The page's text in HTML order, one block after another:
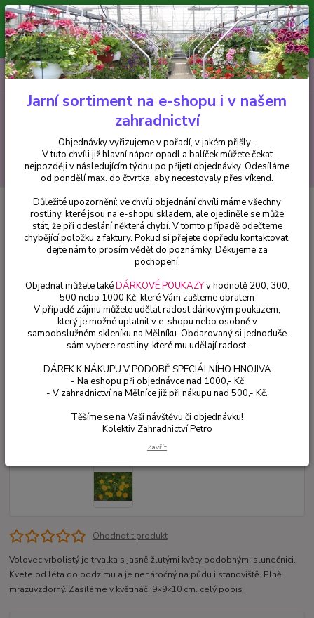
Minimální hodnota pro odeslání z e-shopu je 300 Kč.
V tuto chvíli již hlavní nápor objednávek opadl a balíček můžete čekat
nejpozději v následujícím týdnu po přijetí objednávky. Objednávky
vyřizujeme v pořadí, v jakém přišly...
CZK
Hledat
+420 602 223 614 0ks
za0 Kč
Trvalky
Buphthalmum salicifolium Goldem Yellow- Volovec
vrbolistý,Volské oko 3118
Buphthalmum salicifolium
Goldem Yellow- Volovec
vrbolistý,Volské oko 3118
Ohodnotit produkt
Volovec vrbolistý je trvalka s jasně žlutými květy podobnými slunečnici.
Kvete od léta do podzimu a je nenáročný na půdu i stanoviště. Plně
mrazuvzdorný. Zasíláme v květináči 9×9×10 cm. celý popis
Jarní sortiment na e-shopu i v našem
zahradnictví
Objednávky vyřizujeme v pořadí, v jakém přišly...
V tuto chvíli již hlavní nápor opadl a balíček můžete čekat
nejpozději v následujícím týdnu po přijetí objednávky. Odesíláme
od pondělí max. do čtvrtka, aby necestovaly přes víkend.
Důležité upozornění: ve chvíli objednání chvíli máme všechny
rostliny, které jsou na e-shopu skladem, ale ojediněle se může
stát, že při odeslání některá chybí. V tomto případě odečteme
chybějící položku z faktury. Pokud si přejete dopředu kontaktovat,
dejte nám to prosím vědět do poznámky. Děkujeme za
pochopení.
Objednat můžete takéDÁRKOVÉ POUKAZYv hodnotě 200, 300,
500 nebo 1000 Kč, které Vám zašleme obratem
V případě zájmu můžete udělat radost dárkovým poukazem,
který je možné uplatnit v e-shopu nebo osobně v
samoobslužném skleníku na Mělníku. Obdarovaný si jednoduše
sám vybere rostliny, které mu udělají radost.
DÁREK K NÁKUPU V PODOBĚ SPECIÁLNÍHO HNOJIVA
- Na eshopu při objednávce nad 1000,- Kč
- V zahradnictví na Mělníce již při nákupu nad 500,- Kč.
Těšíme se na Vaši návštěvu či objednávku!
Kolektiv Zahradnictví Petro
Zavřít